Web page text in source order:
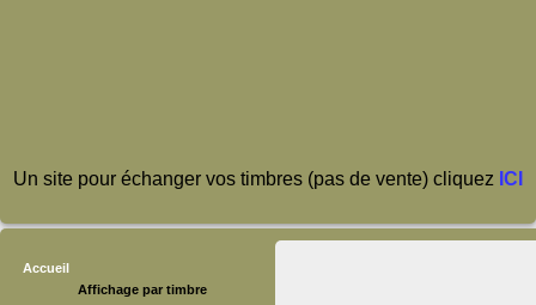
Un site pour échanger vos timbres (pas de vente) cliquez ICI
Accueil
Affichage par timbre